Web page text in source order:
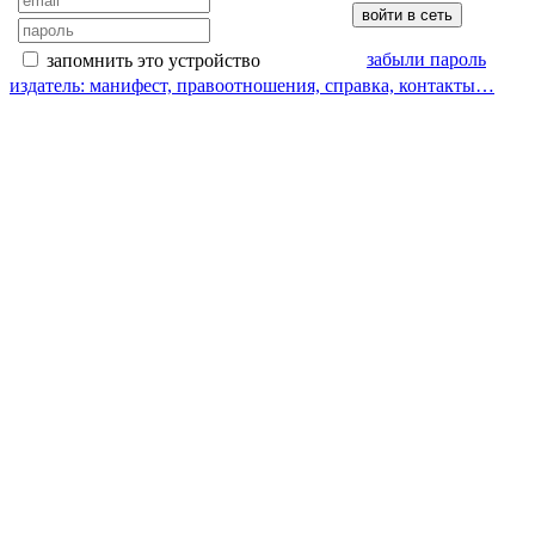
запомнить это устройство
забыли пароль
издатель: манифест, правоотношения, справка, контакты…